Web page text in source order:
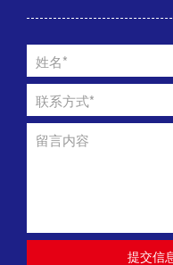
姓名*
联系方式*
留言内容